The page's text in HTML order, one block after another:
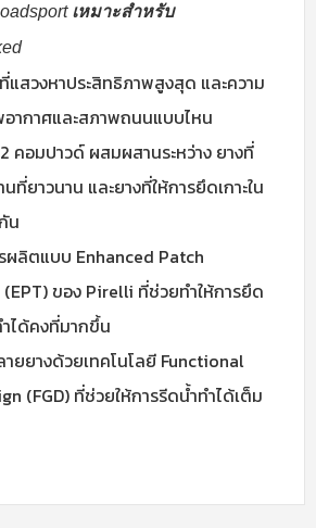
เหมาะสำหรับ
สวงหาประสิทธิภาพสูงสุด และความ
อากาศและสภาพถนนแบบไหน
คอมปาวด์ ผสมผสานระหว่าง ยางที่
ที่ยาวนาน และยางที่ให้การยึดเกาะใน
น
ผลิตแบบ Enhanced Patch
ของ Pirelli ที่ช่วยทำให้การยึด
ำได้คงที่มากขึ้น
ยยางด้วยเทคโนโลยี Functional
(FGD) ที่ช่วยให้การรีดน้ำทำได้เต็ม